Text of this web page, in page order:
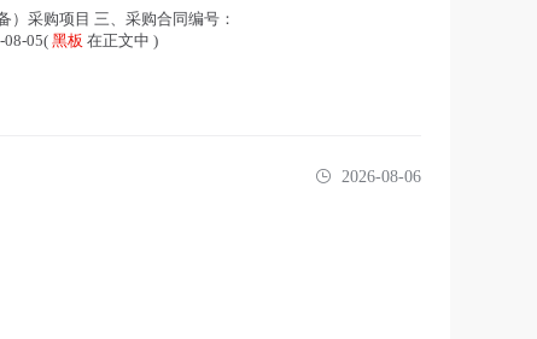
）采购项目 三、采购合同编号：
08-05( 黑板 在正文中 )
2026-08-06